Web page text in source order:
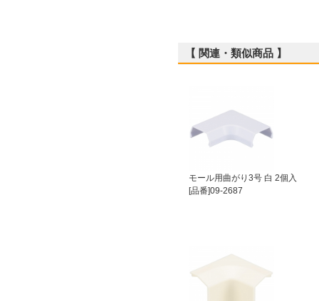
【 関連・類似商品 】
モール用曲がり3号 白 2個入
[品番]09-2687